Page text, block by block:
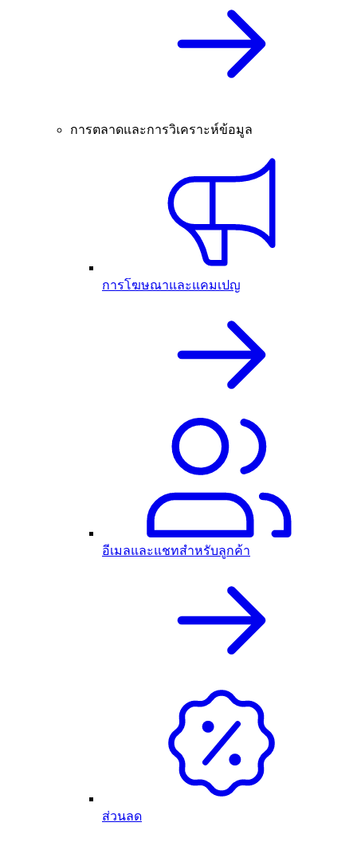
การตลาดและการวิเคราะห์ข้อมูล
การโฆษณาและแคมเปญ
อีเมลและแชทสำหรับลูกค้า
ส่วนลด